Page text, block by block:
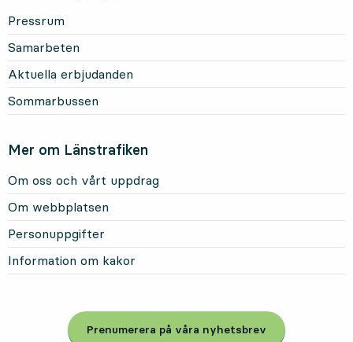
Pressrum
Samarbeten
Aktuella erbjudanden
Sommarbussen
Mer om Länstrafiken
Om oss och vårt uppdrag
Om webbplatsen
Personuppgifter
Information om kakor
Prenumerera på våra nyhetsbrev